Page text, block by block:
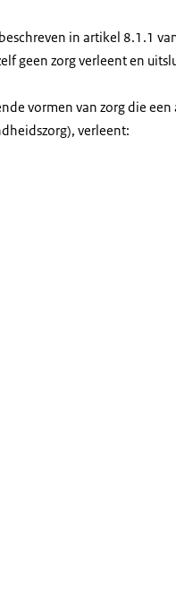
in artikel 8.1.1
geen zorg verleent en
vormen van zorg die
verleent: